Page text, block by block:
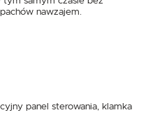
nawzajem.
panel sterowania, klamka